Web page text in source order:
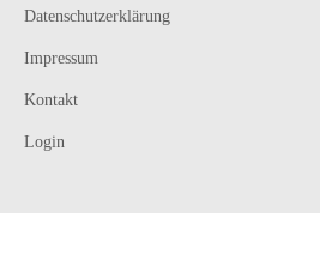
Datenschutzerklärung
Impressum
Kontakt
Login